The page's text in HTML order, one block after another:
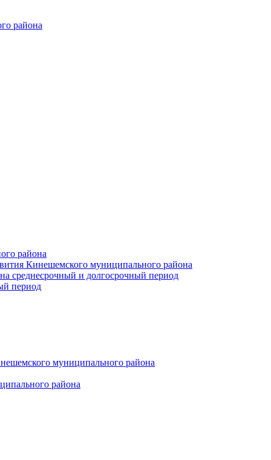
района
района
Кинешемского муниципального района
среднесрочный и долгосрочный период
период
муниципального района
района